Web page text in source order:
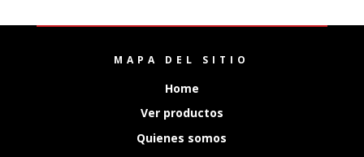
MAPA DEL SITIO
Home
Ver productos
Quienes somos